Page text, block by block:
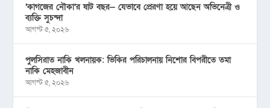
‘কাগজের নৌকা’র ষাট বছর— যেভাবে প্রেরণা হয়ে আছেন অভিনেত্রী ও
ব্যক্তি সুচন্দা
আগস্ট ৫, ২০২৬
পুলসিরাত নাকি খলনায়ক: ভিকির পরিচালনায় নিশোর বিপরীতে তমা
নাকি মেহজাবীন
আগস্ট ৫, ২০২৬